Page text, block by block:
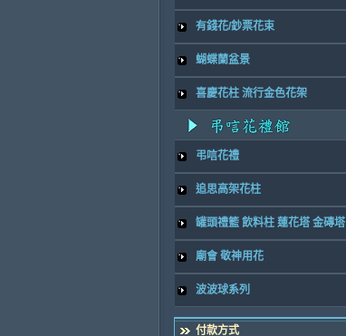
有錢花/鈔票花束
蝴蝶蘭盆景
喜慶花柱 流行金色花架
弔唁花禮
追思高架花柱
罐頭禮籃 飲料柱 蓮花塔 金磚塔
廟會 敬神用花
波波球系列
付款方式